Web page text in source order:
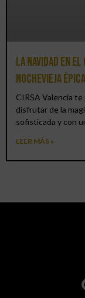
La Navidad en
Nochevieja épica
CIRSA Valencia
disfrutar de la
sofisticada y con
LEER MÁS »